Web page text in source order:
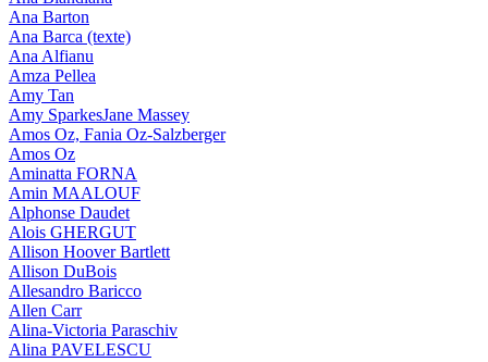
Ana Barton
Ana Barca (texte)
Ana Alfianu
Amza Pellea
Amy Tan
Amy SparkesJane Massey
Amos Oz, Fania Oz-Salzberger
Amos Oz
Aminatta FORNA
Amin MAALOUF
Alphonse Daudet
Alois GHERGUT
Allison Hoover Bartlett
Allison DuBois
Allesandro Baricco
Allen Carr
Alina-Victoria Paraschiv
Alina PAVELESCU